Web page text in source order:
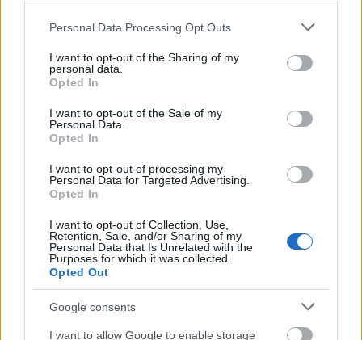
Please note that this website/app uses one or more Google
not limited to your visit or usage behaviour. You may click to
grant or deny consent to Google and its third-party tags to
use your data for below specified purposes in below Google
consent section.
Personal Data Processing Opt Outs
I want to opt-out of the Sharing of my
personal data.
Opted In
I want to opt-out of the Sale of my
Personal Data.
Opted In
I want to opt-out of processing my
Personal Data for Targeted Advertising.
Opted In
I want to opt-out of Collection, Use,
Retention, Sale, and/or Sharing of my
Personal Data that Is Unrelated with the
Purposes for which it was collected.
Opted Out
Google consents
I want to allow Google to enable storage
AVIF(243 KB)
WebP
(817 KB)
JPEG
(2.7 MB)
اندازه‌ی کمیک بزرگ(1,048,576 x 699,051)
هنوز در حال آپلود هستم... ;-)
شرح تصویر
یک نقاشی دیجیتال دراماتیک به سبک انیمه، نبرد اوج‌گیرانه
بین Tarnished و Lichdragon Fortissax را در Deeproot